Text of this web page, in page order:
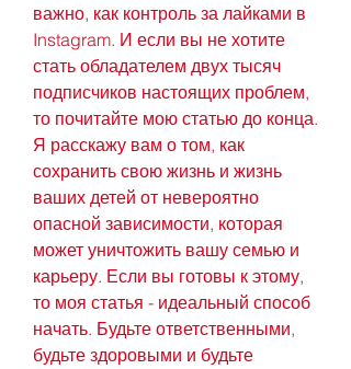
важно, как контроль за лайками в
Instagram. И если вы не хотите
стать обладателем двух тысяч
подписчиков настоящих проблем,
то почитайте мою статью до конца.
Я расскажу вам о том, как
сохранить свою жизнь и жизнь
ваших детей от невероятно
опасной зависимости, которая
может уничтожить вашу семью и
карьеру. Если вы готовы к этому,
то моя статья - идеальный способ
начать. Будьте ответственными,
будьте здоровыми и будьте